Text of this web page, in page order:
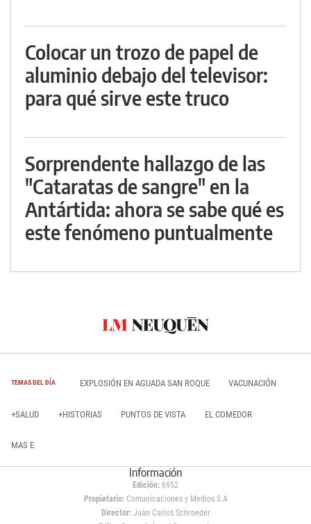
Colocar un trozo de papel de
aluminio debajo del televisor:
para qué sirve este truco
Sorprendente hallazgo de las
"Cataratas de sangre" en la
Antártida: ahora se sabe qué es
este fenómeno puntualmente
TEMAS DEL DÍA EXPLOSIÓN EN AGUADA SAN ROQUE VACUNACIÓN
+SALUD +HISTORIAS PUNTOS DE VISTA EL COMEDOR
MAS E
Información
Edición: 6952
Propietario:Comunicaciones y Medios S.A
Director: Juan Carlos Schroeder